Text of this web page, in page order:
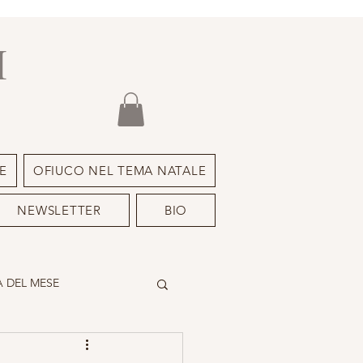
OFIUCO NEL TEMA NATALE
NEWSLETTER BIO
DEL MESE
DEIMON ISPIRATORE